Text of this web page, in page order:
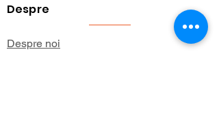
Despre
Despre noi